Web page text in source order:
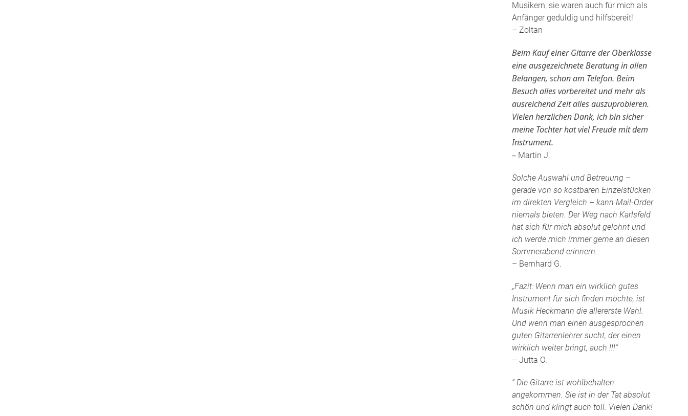
Musikern, sie waren auch für mich als
Anfänger geduldig und hilfsbereit!
– Zoltan
Beim Kauf einer Gitarre der Oberklasse
eine ausgezeichnete Beratung in allen
Belangen, schon am Telefon. Beim
Besuch alles vorbereitet und mehr als
ausreichend Zeit alles auszuprobieren.
Vielen herzlichen Dank, ich bin sicher
meine Tochter hat viel Freude mit dem
Instrument.
– Martin J.
Solche Auswahl und Betreuung –
gerade von so kostbaren Einzelstücken
im direkten Vergleich – kann Mail-Order
niemals bieten. Der Weg nach Karlsfeld
hat sich für mich absolut gelohnt und
ich werde mich immer gerne an diesen
Sommerabend erinnern.
– Bernhard G.
„Fazit: Wenn man ein wirklich gutes
Instrument für sich finden möchte, ist
Musik Heckmann die allererste Wahl.
Und wenn man einen ausgesprochen
guten Gitarrenlehrer sucht, der einen
wirklich weiter bringt, auch !!!“
– Jutta O.
“ Die Gitarre ist wohlbehalten
angekommen. Sie ist in der Tat absolut
schön und klingt auch toll. Vielen Dank!